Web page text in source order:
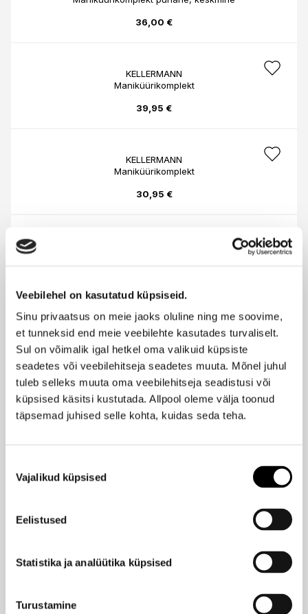
Veebilehel on kasutatud küpsiseid.
Sinu privaatsus on meie jaoks oluline ning me soovime,
et tunneksid end meie veebilehte kasutades turvaliselt.
Sul on võimalik igal hetkel oma valikuid küpsiste
seadetes või veebilehitseja seadetes muuta. Mõnel juhul
tuleb selleks muuta oma veebilehitseja seadistusi või
küpsised käsitsi kustutada. Allpool oleme välja toonud
täpsemad juhised selle kohta, kuidas seda teha.
valik
Vajalikud küpsised
Eelistused
Statistika ja analüütika küpsised
Turustamine
36,00 €
KELLERMANN
Maniküürikomplekt
39,95 €
KELLERMANN
Maniküürikomplekt
30,95 €
KELLERMANN
Matt Plus Exclusive Line maniküüri komplekt
80,95 €
KELLERMANN